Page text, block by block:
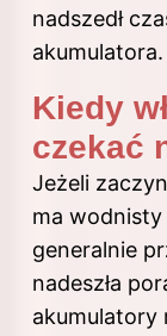
nadszedł
akumulatora.
Kiedy
czekać
Jeżeli
ma
generalnie
nadeszła
akumulatory